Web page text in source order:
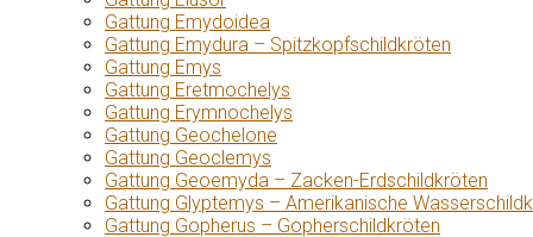
Gattung Emydoidea
Gattung Emydura – Spitzkopfschildkröten
Gattung Emys
Gattung Eretmochelys
Gattung Erymnochelys
Gattung Geochelone
Gattung Geoclemys
Gattung Geoemyda – Zacken-Erdschildkröten
Gattung Glyptemys – Amerikanische
Gattung Gopherus – Gopherschildkröten